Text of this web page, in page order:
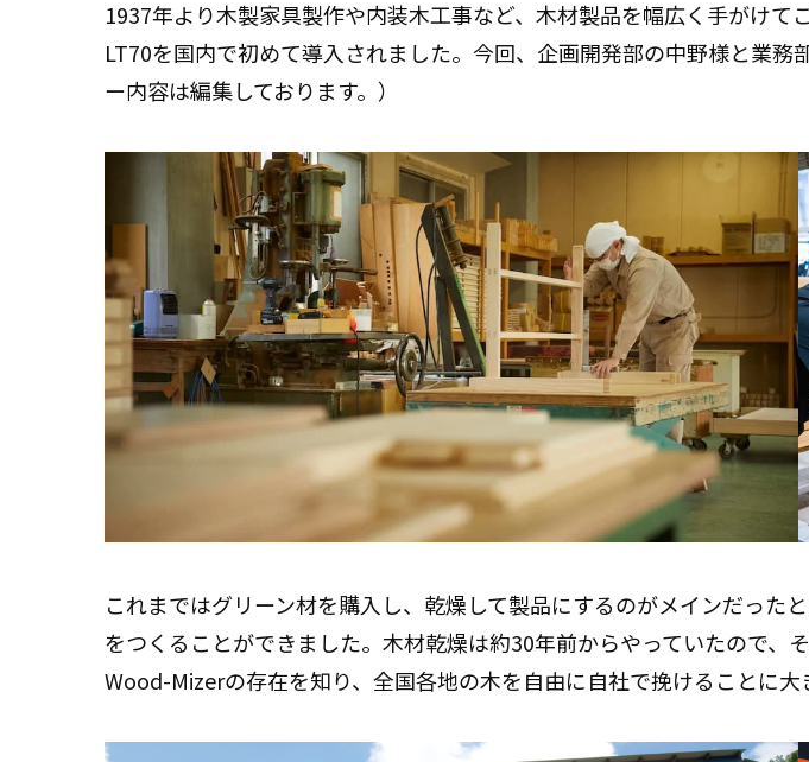
1937年より木製家具製作や内装木工事など、木材製品を幅広く手がけ
LT70を国内で初めて導入されました。今回、企画開発部の中野様と業
ー内容は編集しております。）
これまではグリーン材を購入し、乾燥して製品にするのがメインだった
をつくることができました。木材乾燥は約30年前からやっていたので、
Wood-Mizerの存在を知り、全国各地の木を自由に自社で挽けることに